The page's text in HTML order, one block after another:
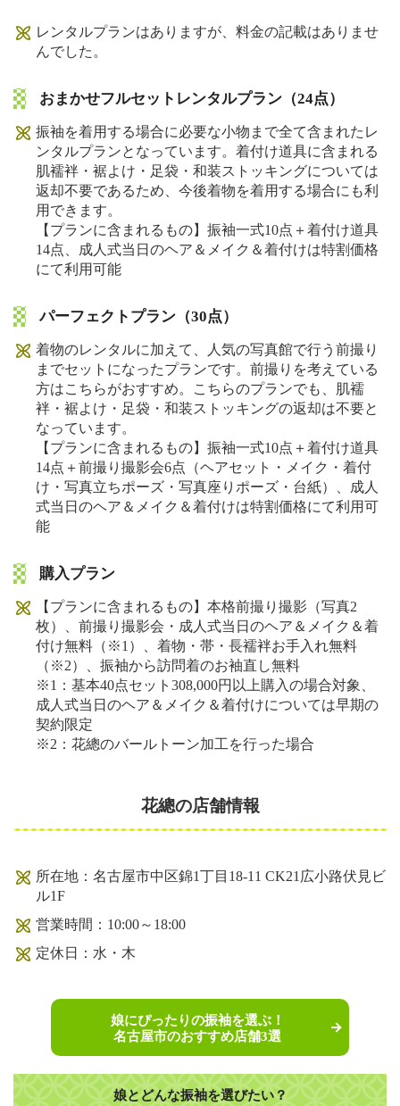
レンタルプランはありますが、料金の記載はありませ
んでした。
おまかせフルセットレンタルプラン（24点）
振袖を着用する場合に必要な小物まで全て含まれたレ
ンタルプランとなっています。着付け道具に含まれる
肌襦袢・裾よけ・足袋・和装ストッキングについては
返却不要であるため、今後着物を着用する場合にも利
用できます。
【プランに含まれるもの】振袖一式10点＋着付け道具
14点、成人式当日のヘア＆メイク＆着付けは特割価格
にて利用可能
パーフェクトプラン（30点）
着物のレンタルに加えて、人気の写真館で行う前撮り
までセットになったプランです。前撮りを考えている
方はこちらがおすすめ。こちらのプランでも、肌襦
袢・裾よけ・足袋・和装ストッキングの返却は不要と
なっています。
【プランに含まれるもの】振袖一式10点＋着付け道具
14点＋前撮り撮影会6点（ヘアセット・メイク・着付
け・写真立ちポーズ・写真座りポーズ・台紙）、成人
式当日のヘア＆メイク＆着付けは特割価格にて利用可
能
購入プラン
【プランに含まれるもの】本格前撮り撮影（写真2
枚）、前撮り撮影会・成人式当日のヘア＆メイク＆着
付け無料（※1）、着物・帯・長襦袢お手入れ無料
（※2）、振袖から訪問着のお袖直し無料
※1：基本40点セット308,000円以上購入の場合対象、
成人式当日のヘア＆メイク＆着付けについては早期の
契約限定
※2：花總のバールトーン加工を行った場合
花總の店舗情報
所在地：名古屋市中区錦1丁目18-11 CK21広小路伏見ビ
ル1F
営業時間：10:00～18:00
定休日：水・木
娘にぴったりの振袖を選ぶ！
名古屋市のおすすめ店舗3選
娘とどんな振袖を選びたい？